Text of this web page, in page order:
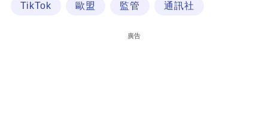
TikTok 歐盟 監管 通訊社
廣告